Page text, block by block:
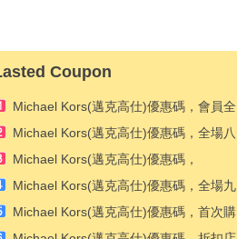
Coupon
Michael Kors(邁克高仕)優惠碼，會員全
場25%折扣
Michael Kors(邁克高仕)優惠碼，全場八
五折優惠
Michael Kors(邁克高仕)優惠碼，
KORSVIP 會員可額外享受 25% 折扣
Michael Kors(邁克高仕)優惠碼，全場九
折優惠
Michael Kors(邁克高仕)優惠碼，首次購